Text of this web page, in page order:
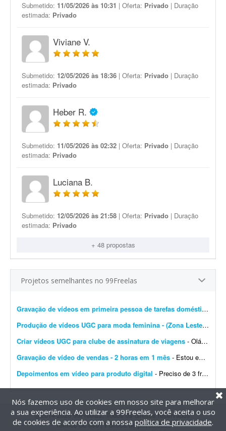
Submetido: 11/05/2026 às 10:31 | Oferta: Privado | Duração
estimada: Privado
Viviane V.
Submetido: 12/05/2026 às 18:36 | Oferta: Privado | Duração
estimada: Privado
Heber R.
Submetido: 11/05/2026 às 02:32 | Oferta: Privado | Duração
estimada: Privado
Luciana B.
Submetido: 12/05/2026 às 21:58 | Oferta: Privado | Duração
estimada: Privado
+ 48 propostas
Projetos semelhantes no 99Freelas
Gravação de vídeos em primeira pessoa de tarefas domésticas
Produção de vídeos UGC para moda feminina - (Zona Leste de SP)
Criar vídeos UGC para clube de assinatura de viagens - Olá! Tudo bem? Somos o Clube Férias Fácil, um clube de benefícios que ajuda as pessoas a viajarem mais por meio de uma assinatura. Os assinantes acumulam pontos todos o...
Gravação de vídeo de vendas - 2 horas em 1 mês - Estou em busca de uma pessoa para gravar um vídeo de vendas, com carga total de aproximadamente 2 horas de gravação, distribuídas ao longo de 1 mês. O trabalho &ea...
Depoimentos em vídeo para produto digital - Preciso de 3 freelas - 2 homens e 1 mulher para gravar depoimentos em vídeo (prova social) para produto digital. Depoimentos curtos de 20 a 30 segundos. Precisa ser natural; envio o roteiro....
@2014-2026 99Freelas. Todos os direitos reservados.
Termos de uso| Política de privacidade
Nós fazemos uso de cookies em nosso site para melhorar
a sua experiência. Ao utilizar a 99Freelas, você aceita o uso
de cookies de acordo com a nossa política de privacidade.